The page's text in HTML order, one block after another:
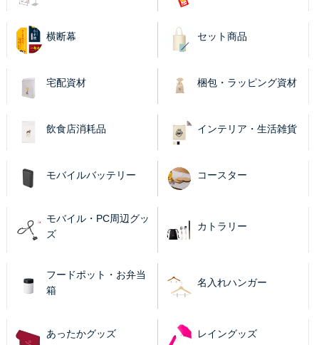
横断幕 セット商品
宅配資材 梱包・ラッピング資材
飲食店消耗品 インテリア・生活雑貨
モバイルバッテリー コースター
モバイル・PC周辺グッ
ズ
カトラリー
フードポット・お弁当
箱
名入れハンガー
あったかグッズ レイングッズ